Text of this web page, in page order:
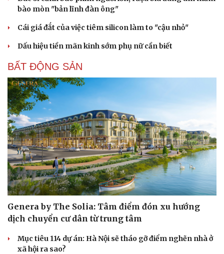
bào mòn "bản lĩnh đàn ông"
Cái giá đắt của việc tiêm silicon làm to "cậu nhỏ"
Dấu hiệu tiền mãn kinh sớm phụ nữ cần biết
BẤT ĐỘNG SẢN
Genera by The Solia: Tâm điểm đón xu hướng
dịch chuyển cư dân từ trung tâm
Mục tiêu 114 dự án: Hà Nội sẽ tháo gỡ điểm nghẽn nhà ở
xã hội ra sao?